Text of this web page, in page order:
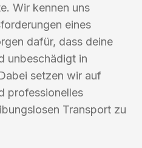
Wir kennen uns
eines
dafür, dass deine
unbeschädigt in
setzen wir auf
professionelles
Transport zu